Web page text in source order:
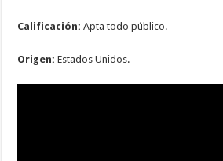
Calificación:Apta todo público.
Origen:Estados Unidos.